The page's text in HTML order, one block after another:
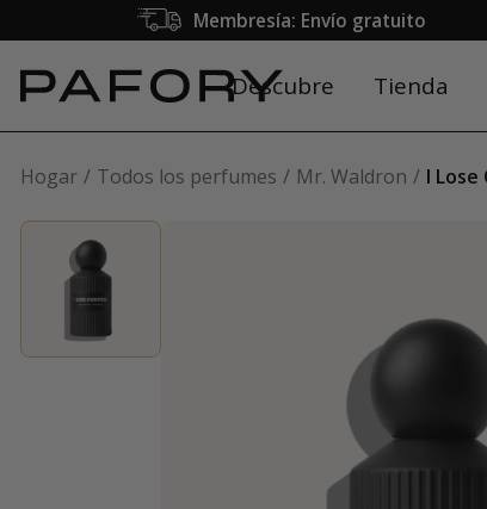
Membresía: Envío gratuito
Descubre Tienda
Hogar Todos los perfumes Mr. Waldron I